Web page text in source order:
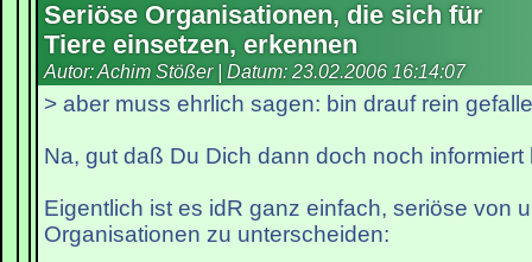
Seriöse Organisationen, die sich für
Tiere einsetzen, erkennen
Autor: Achim Stößer | Datum: 23.02.2006 16:14:07
> aber muss ehrlich sagen: bin drauf rein
Na, gut daß Du Dich dann doch noch informiert
Eigentlich ist es idR ganz einfach, seriöse von
Organisationen zu unterscheiden: